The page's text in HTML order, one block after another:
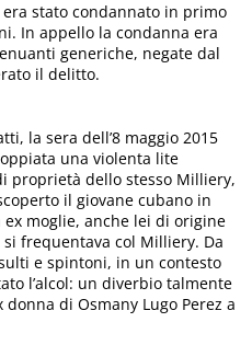
stato condannato in primo
In appello la condanna era
generiche, negate dal
il delitto.
la sera dell’8 maggio 2015
una violenta lite
proprietà dello stesso Milliery,
il giovane cubano in
moglie, anche lei di origine
frequentava col Milliery. Da
e spintoni, in un contesto
l’alcol: un diverbio talmente
di Osmany Lugo Perez a